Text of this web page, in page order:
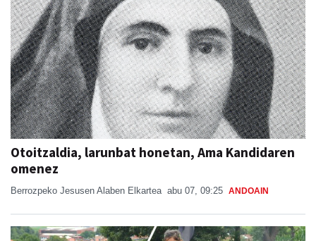
Otoitzaldia, larunbat honetan, Ama Kandidaren
omenez
Berrozpeko Jesusen Alaben Elkartea abu 07, 09:25 ANDOAIN